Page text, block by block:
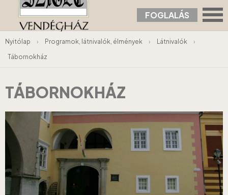
FOGLALÁS
Nyitólap › Programok, látnivalók, élmények › Látnivalók
›
Tábornokház
TÁBORNOKHÁZ